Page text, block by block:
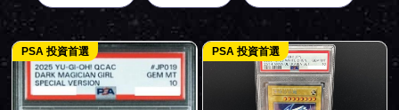
PSA 投資首選 PSA 投資首選